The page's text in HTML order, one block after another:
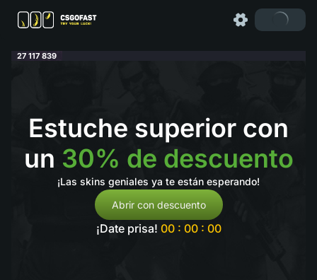
27 117 839
Estuche superior con
un 30% de descuento
¡Las skins geniales ya te están esperando!
Abrir con descuento
¡Date prisa! 00 : 00 : 00